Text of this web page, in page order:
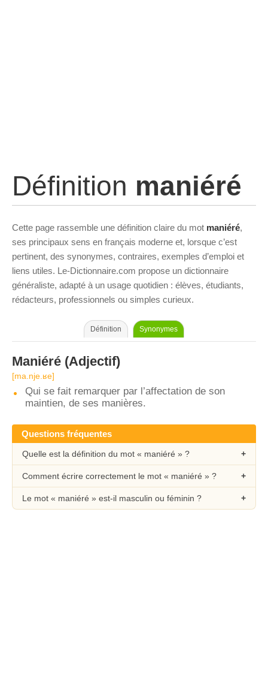
Définition maniéré
Cette page rassemble une définition claire du mot maniéré,
ses principaux sens en français moderne et, lorsque c’est
pertinent, des synonymes, contraires, exemples d’emploi et
liens utiles. Le-Dictionnaire.com propose un dictionnaire
généraliste, adapté à un usage quotidien : élèves, étudiants,
rédacteurs, professionnels ou simples curieux.
Définition Synonymes
Maniéré (Adjectif)
[ma.nje.ʁe]
Qui se fait remarquer par l’affectation de son
maintien, de ses manières.
Questions fréquentes
Quelle est la définition du mot « maniéré » ?
Comment écrire correctement le mot « maniéré » ?
Le mot « maniéré » est-il masculin ou féminin ?